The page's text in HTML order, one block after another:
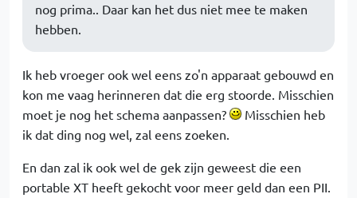
nog prima.. Daar kan het dus niet mee te maken
hebben.
Ik heb vroeger ook wel eens zo'n apparaat gebouwd en
kon me vaag herinneren dat die erg stoorde. Misschien
moet je nog het schema aanpassen?
Misschien heb
ik dat ding nog wel, zal eens zoeken.
En dan zal ik ook wel de gek zijn geweest die een
portable XT heeft gekocht voor meer geld dan een PII.